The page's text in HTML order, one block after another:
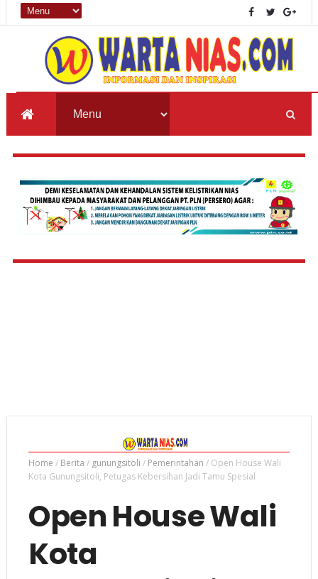
Home / Berita / gunungsitoli / Pemerintahan / Open House Wali
Kota Gunungsitoli, Petugas Kebersihan Jadi Tamu Spesial
Open House Wali
Kota